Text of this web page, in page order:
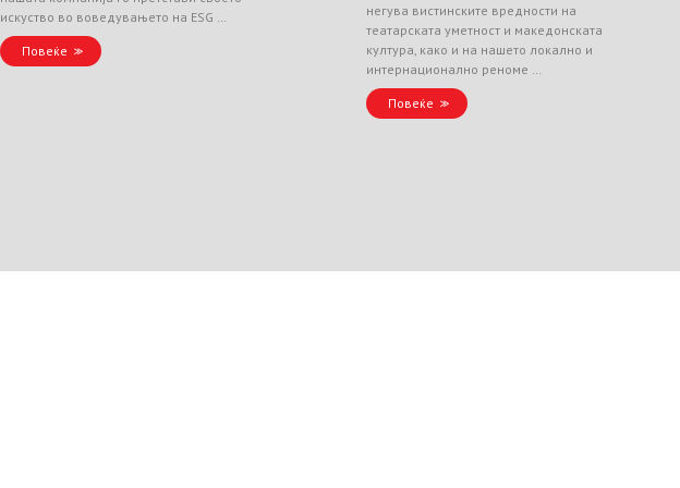
искуство во воведувањето на ESG …
Повеќе
негува вистинските вредности на
театарската уметност и македонската
култура, како и на нашето локално и
интернационално реноме …
Повеќе